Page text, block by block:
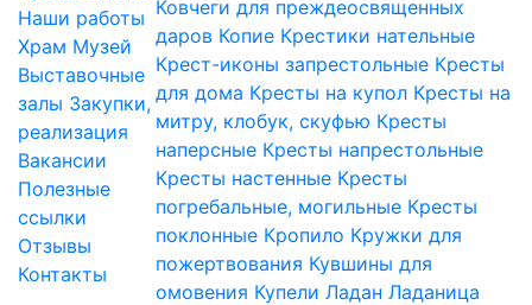
Наши работы
Храм Музей
Выставочные
залы Закупки,
реализация
Вакансии
Полезные
ссылки
Отзывы
Контакты
Ковчеги для преждеосвященных
даров Копие Крестики нательные
Крест-иконы запрестольные Кресты
для дома Кресты на купол Кресты на
митру, клобук, скуфью Кресты
наперсные Кресты напрестольные
Кресты настенные Кресты
погребальные, могильные Кресты
поклонные Кропило Кружки для
пожертвования Кувшины для
омовения Купели Ладан Ладаница